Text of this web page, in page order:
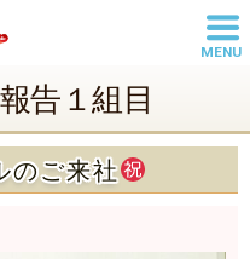
MENU
所は20代・30
にサポートす
告１組目
のご来社